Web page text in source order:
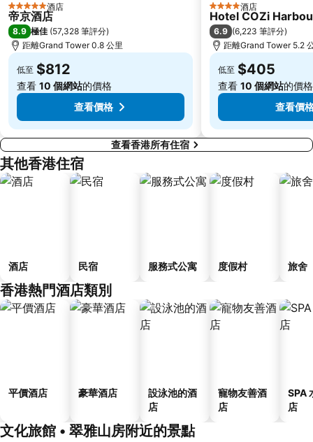
深圳站
深圳野生動物園
大梅沙海濱公園
Lamma Island
Tin Hau Metro Station
九龍塘
5 星級 酒店
帝京酒店
8.9 極佳 (57,328 筆評分)
距離Grand Tower 0.8 公里
低至 $812
查看 10 個網站的價格
查看價格
4 星級 酒店
Hotel COZi
6.9 (6,223 筆評分)
距離Grand Tower 5.2
低至 $405
查看 10 個網站的價格
查看價
查看香港所有住宿
其他香港住宿
酒店 民宿 服務式公寓 度假村 旅舍
香港熱門酒店類別
平價酒店 豪華酒店
設泳池的酒
店
寵物友善酒
店
SPA
店
文化旅館 • 翠雅山房附近的景點